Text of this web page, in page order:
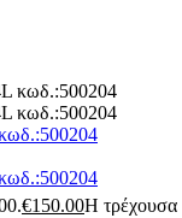
κωδ.:500204
κωδ.:500204
€150.00Η τρέχουσα